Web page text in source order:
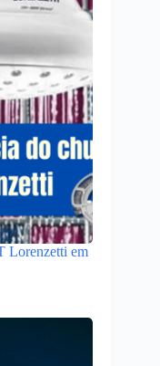
Lorenzetti em